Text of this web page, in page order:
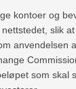
kontoer og
slik
anvendelsen
som skal